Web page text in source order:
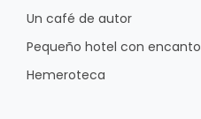
Un café de autor
Pequeño hotel con encanto
Hemeroteca